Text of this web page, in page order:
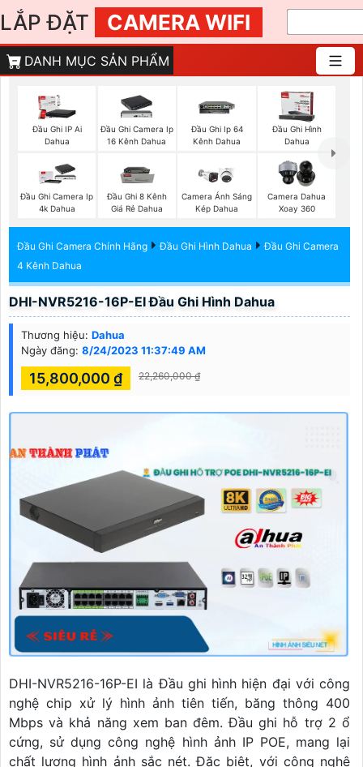
LẮP ĐẶT CAMERA WIFI
DANH MỤC SẢN PHẨM
Đầu Ghi IP Ai
Dahua
Đầu Ghi Camera Ip
16 Kênh Dahua
Đầu Ghi Ip 64
Kênh Dahua
Đầu Ghi Hình
Dahua
Đầu Ghi Camera Ip
4k Dahua
Đầu Ghi 8 Kênh
Giá Rẻ Dahua
Camera Ánh Sáng
Kép Dahua
Camera Dahua
Xoay 360
Đầu Ghi Camera Chính Hãng Đầu Ghi Hình Dahua
Đầu Ghi Camera
4 Kênh Dahua
DHI-NVR5216-16P-EI Đầu Ghi Hình Dahua
Thương hiệu: Dahua
Ngày đăng: 8/24/2023 11:37:49 AM
15,800,000 ₫ 22,260,000 ₫
DHI-NVR5216-16P-EI là Đầu ghi hình hiện đại với công
nghệ chip xử lý hình ảnh tiên tiến, băng thông 400
Mbps và khả năng xem ban đêm. Đầu ghi hỗ trợ 2 ổ
cứng, sử dụng công nghệ hình ảnh IP POE, mang lại
chất lượng hình ảnh sắc nét. Đặc biệt, với công nghệ